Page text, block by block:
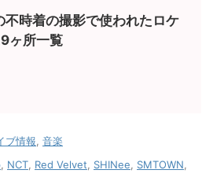
不時着の撮影で使われたロケ
ヶ所一覧
ブ情報 音楽
NCT Red Velvet SHINee SMTOWN